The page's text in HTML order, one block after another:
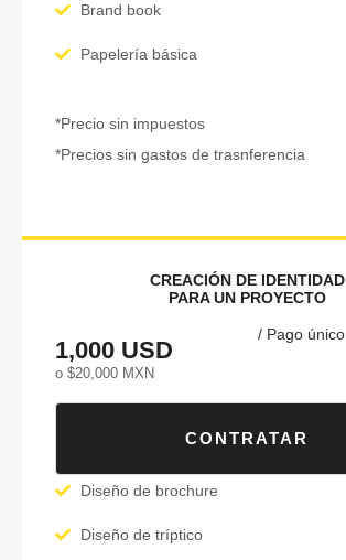
Brand book
Papelería básica
*Precio sin impuestos
*Precios sin gastos de trasnferencia
CREACIÓN DE IDENTIDAD
PARA UN PROYECTO
1,000 USD
o $20,000 MXN
/ Pago único
CONTRATAR
Diseño de brochure
Diseño de tríptico